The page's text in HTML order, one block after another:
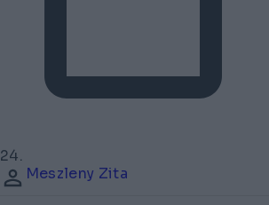
24.
Meszleny Zita